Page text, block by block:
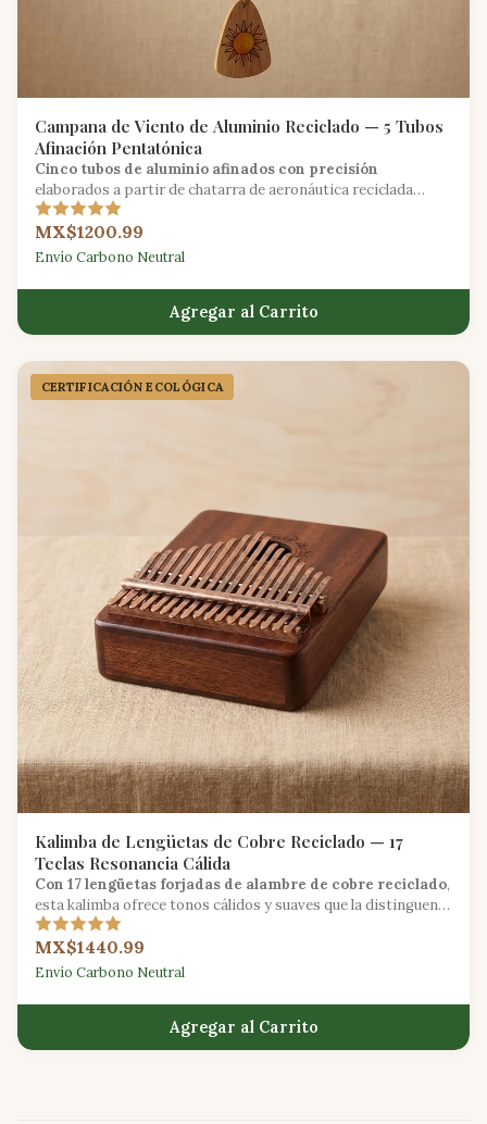
Campana de Viento de Aluminio Reciclado — 5 Tubos
Afinación Pentatónica
Cinco tubos de aluminio afinados con precisión
elaborados a partir de chatarra de aeronáutica reciclada
crean un carillón pentatónico con tonos cristalinos al aire
libre.
MX$1200.99
Envío Carbono Neutral
Agregar al Carrito
CERTIFICACIÓN ECOLÓGICA
Kalimba de Lengüetas de Cobre Reciclado — 17
Teclas Resonancia Cálida
Con 17 lengüetas forjadas de alambre de cobre reciclado,
esta kalimba ofrece tonos cálidos y suaves que la distinguen
de los modelos de acero estándar.
MX$1440.99
Envío Carbono Neutral
Agregar al Carrito